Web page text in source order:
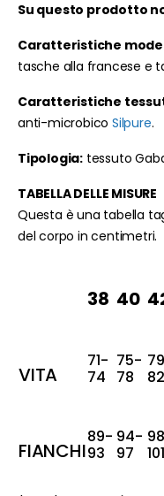
Su questo prodotto
Caratteristiche
tasche alla francese e
Caratteristiche
anti-microbicoSilpure.
Tipologia: tessuto
TABELLA DELLE MISURE
Questa è una tabella
del corpo in centimetri.
38 40
VITA
71-
74
75-
78
82
FIANCHI
89-
93
94-
97
101